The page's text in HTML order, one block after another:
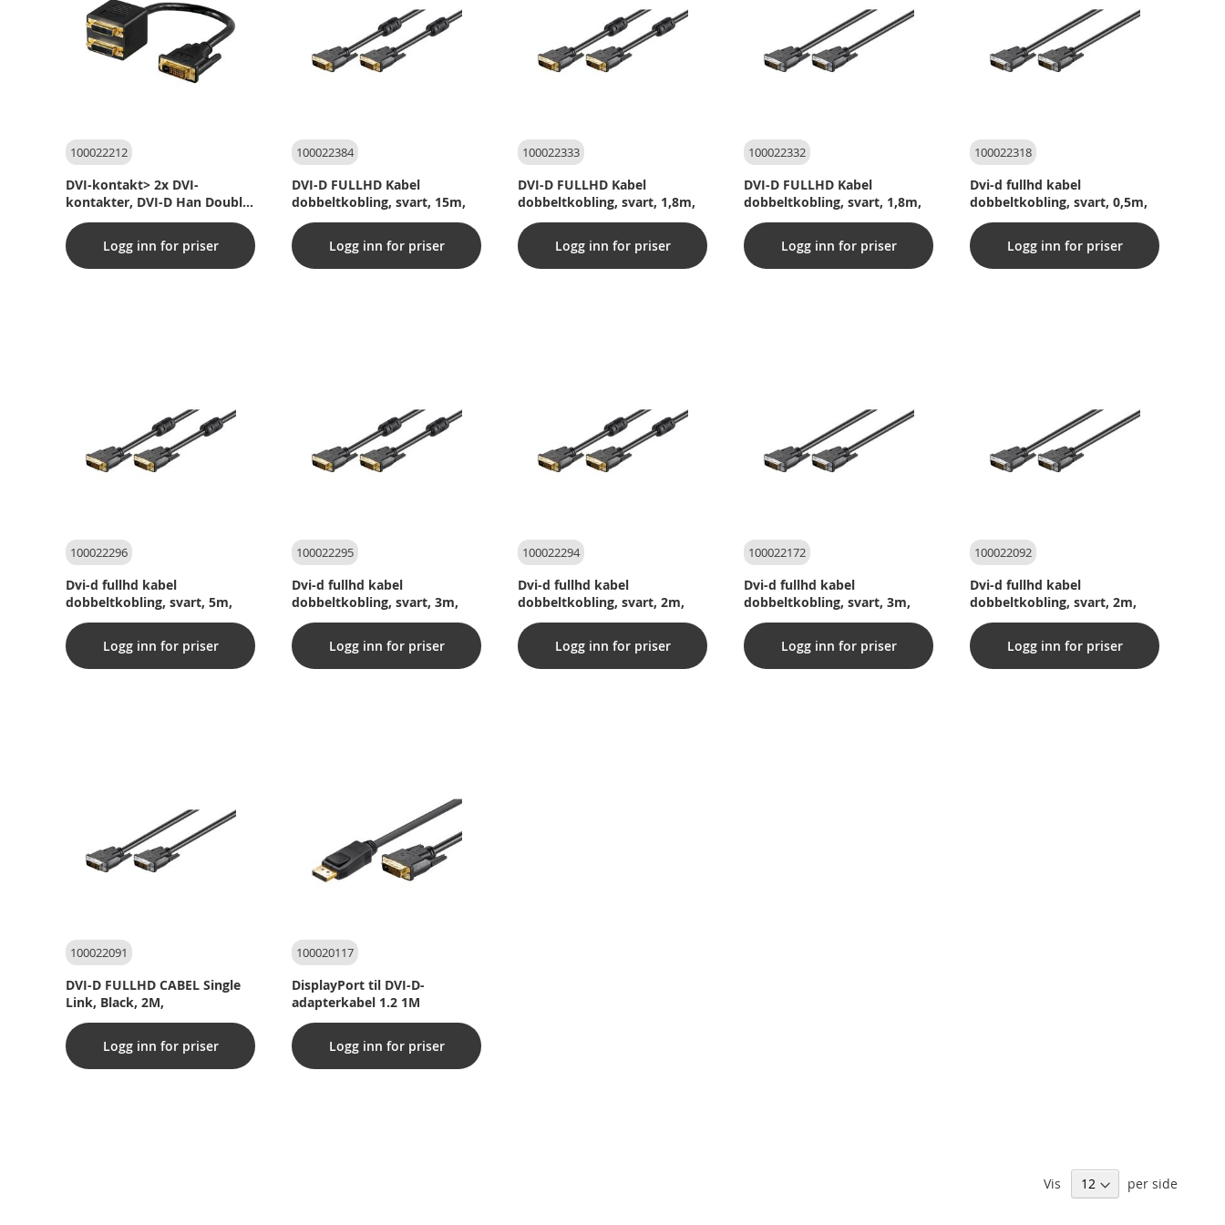
100022212
DVI-kontakt> 2x DVI-
kontakter, DVI-D Han Double-
Link (24+1 Pin), svart,
Logg inn for priser
100022384
DVI-D FULLHD Kabel
dobbeltkobling, svart, 15m,
Logg inn for priser
100022333
DVI-D FULLHD Kabel
dobbeltkobling, svart, 1,8m,
Logg inn for priser
100022332
DVI-D FULLHD Kabel
dobbeltkobling, svart, 1,8m,
Logg inn for priser
100022318
Dvi-d fullhd kabel
dobbeltkobling, svart, 0,5m,
Logg inn for priser
100022296
Dvi-d fullhd kabel
dobbeltkobling, svart, 5m,
Logg inn for priser
100022295
Dvi-d fullhd kabel
dobbeltkobling, svart, 3m,
Logg inn for priser
100022294
Dvi-d fullhd kabel
dobbeltkobling, svart, 2m,
Logg inn for priser
100022172
Dvi-d fullhd kabel
dobbeltkobling, svart, 3m,
Logg inn for priser
100022092
Dvi-d fullhd kabel
dobbeltkobling, svart, 2m,
Logg inn for priser
100022091
DVI-D FULLHD CABEL Single
Link, Black, 2M,
Logg inn for priser
100020117
DisplayPort til DVI-D-
adapterkabel 1.2 1M
Logg inn for priser
Vis per side